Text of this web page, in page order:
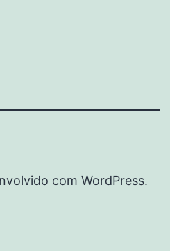
com WordPress.